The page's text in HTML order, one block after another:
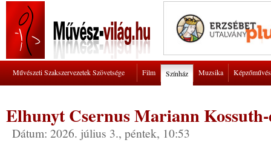
Művészeti Szakszervezetek Szövetsége Film Színház Muzsika
Elhunyt Csernus Mariann
Dátum: 2026. július 3., péntek, 10:53